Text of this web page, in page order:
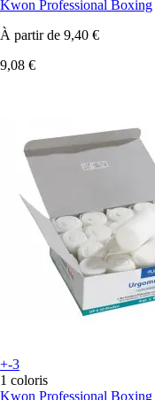
Kwon Professional Boxing
À partir de 9,40 €
9,08 €
+-3
1 coloris
Kwon Professional Boxing